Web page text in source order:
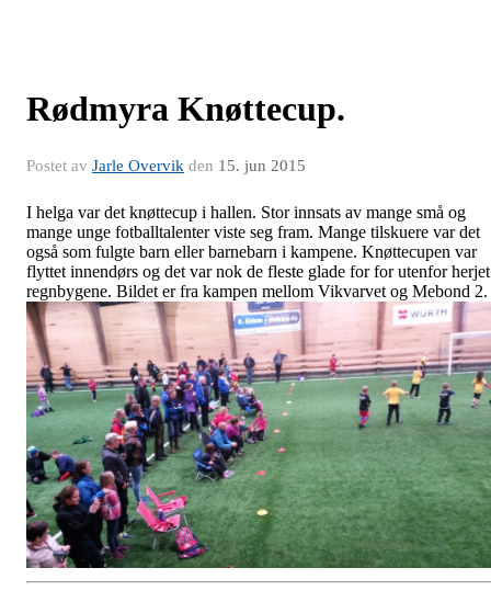
Rødmyra Knøttecup.
Postet av Jarle Overvik den 15. jun 2015
I helga var det knøttecup i hallen. Stor innsats av mange små og
mange unge fotballtalenter viste seg fram. Mange tilskuere var det
også som fulgte barn eller barnebarn i kampene. Knøttecupen var
flyttet innendørs og det var nok de fleste glade for for utenfor herjet
regnbygene. Bildet er fra kampen mellom Vikvarvet og Mebond 2.